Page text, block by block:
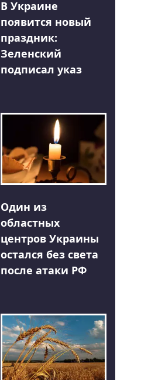
В Украине
появится новый
праздник:
Зеленский
подписал указ
Один из
областных
центров Украины
остался без света
после атаки РФ